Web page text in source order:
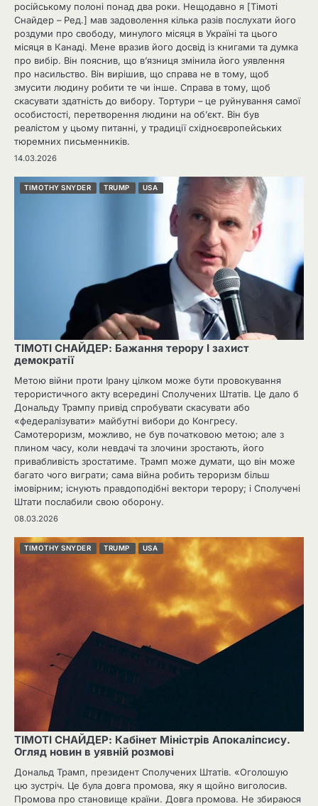
російському полоні понад два роки. Нещодавно я [Тімоті
Снайдер – Ред.] мав задоволення кілька разів послухати його
роздуми про свободу, минулого місяця в Україні та цього
місяця в Канаді. Мене вразив його досвід із книгами та думка
про вибір. Він пояснив, що в’язниця змінила його уявлення
про насильство. Він вирішив, що справа не в тому, щоб
змусити людину робити те чи інше. Справа в тому, щоб
скасувати здатність до вибору. Тортури – це руйнування самої
особистості, перетворення людини на об’єкт. Він був
реалістом у цьому питанні, у традиції східноєвропейських
тюремних письменників.
14.03.2026
TIMOTHY SNYDER TRUMP USA
ТІМОТІ СНАЙДЕР: Бажання терору І захист
демократії
Метою війни проти Ірану цілком може бути провокування
терористичного акту всередині Сполучених Штатів. Це дало б
Дональду Трампу привід спробувати скасувати або
«федералізувати» майбутні вибори до Конгресу.
Самотероризм, можливо, не був початковою метою; але з
плином часу, коли невдачі та злочини зростають, його
привабливість зростатиме. Трамп може думати, що він може
багато чого виграти; сама війна робить тероризм більш
імовірним; існують правдоподібні вектори терору; і Сполучені
Штати послабили свою оборону.
08.03.2026
TIMOTHY SNYDER TRUMP USA
ТІМОТІ СНАЙДЕР: Кабінет Міністрів Апокаліпсису.
Огляд новин в уявній розмові
Дональд Трамп, президент Сполучених Штатів. «Оголошую
цю зустріч. Це була довга промова, яку я щойно виголосив.
Промова про становище країни. Довга промова. Не збираюся